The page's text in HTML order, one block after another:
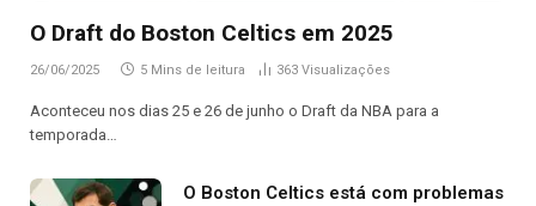
O Draft do Boston Celtics em 2025
26/06/2025 5 Mins de leitura 363 Visualizações
Aconteceu nos dias 25 e 26 de junho o Draft da NBA para a
temporada…
O Boston Celtics está com problemas